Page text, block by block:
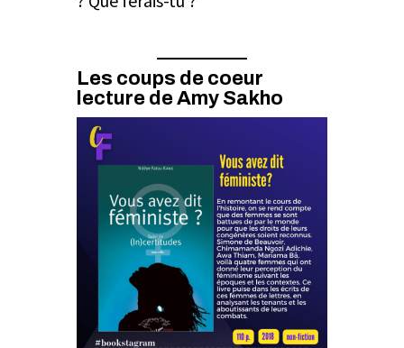
Les coups de coeur
lecture de Amy Sakho